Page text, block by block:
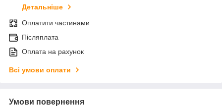
Детальніше
Оплатити частинами
Післяплата
Оплата на рахунок
Всі умови оплати
Умови повернення